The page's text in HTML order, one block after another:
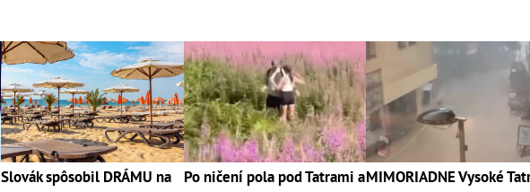
Slovák spôsobil DRÁMU na
Po ničení pola pod Tatrami aMIMORIADNE Vysoké